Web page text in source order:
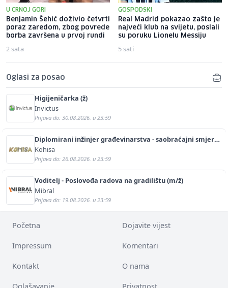
U CRNOJ GORI
Benjamin Šehić doživio četvrti
poraz zaredom, zbog povrede
borba završena u prvoj rundi
2 sata
GOSPODSKI
Real Madrid pokazao zašto je
najveći klub na svijetu, poslali
su poruku Lionelu Messiju
5 sati
Oglasi za posao
Higijeničarka (ž)
Invictus
Prijava do: 30.08.2026. u 23:59
Diplomirani inžinjer građevinarstva - saobraćajni smjer
(m/ž)
Kohisa
Prijava do: 26.08.2026. u 23:59
Voditelj - Poslovođa radova na gradilištu (m/ž)
Mibral
Prijava do: 19.08.2026. u 23:59
Početna Dojavite vijest
Impressum Komentari
Kontakt O nama
Oglašavanje Privatnost